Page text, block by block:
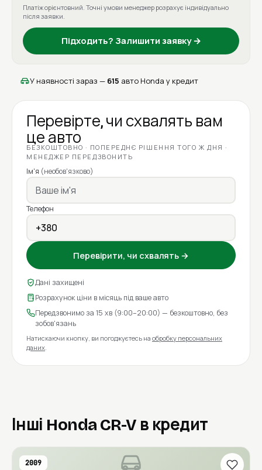
Платіж орієнтовний. Точні умови менеджер розрахує індивідуально
після заявки.
Підходить? Залишити заявку →
У наявності зараз — 615 авто Honda у кредит
Перевірте, чи схвалять вам
це авто
БЕЗКОШТОВНО · ПОПЕРЕДНЄ РІШЕННЯ ТОГО Ж ДНЯ ·
МЕНЕДЖЕР ПЕРЕДЗВОНИТЬ
Ім'я (необов'язково)
Телефон
Перевірити, чи схвалять →
Дані захищені
Розрахунок ціни в місяць під ваше авто
Передзвонимо за 15 хв (9:00–20:00) — безкоштовно, без
зобов'язань
Натискаючи кнопку, ви погоджуєтесь на обробку персональних
даних.
Інші Honda CR-V в кредит
2009